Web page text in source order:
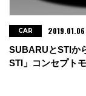
SUBARUとSTIか
STI」コンセプト
CAR 2019.01.06